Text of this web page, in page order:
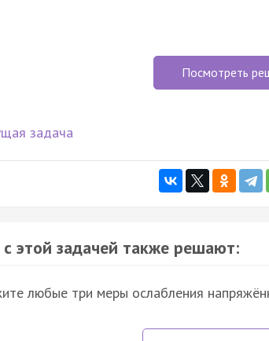
Посмотреть
задача
этой задачей также решают:
любые три меры ослабления